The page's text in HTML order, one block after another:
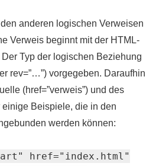
anderen logischen Verweisen
Verweis beginnt mit der HTML-
Der Typ der logischen Beziehung
rev=”…”) vorgegeben. Daraufhin
(href=”verweis”) und des
einige Beispiele, die in den
werden können:
href="index.html"